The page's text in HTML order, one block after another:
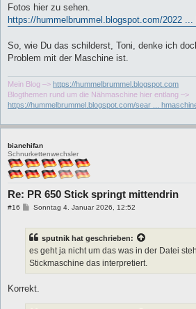
a
g
Fotos hier zu sehen.
https://hummelbrummel.blogspot.com/2022 ...
So, wie Du das schilderst, Toni, denke ich
Problem mit der Maschine ist.
Mein Blog –> https://hummelbrummel.blogspot.com
Blogthemen rund um die Nähmaschine hier entlang –>
https://hummelbrummel.blogspot.com/sear ...
bianchifan
Schnurkettenwechsler
Re: PR 650 Stick springt mittendrin
#16
B
r
a
Sonntag 4. Januar 2026, 12:52
sputnik hat geschrieben:
es geht ja nicht um das was in der Datei
Stickmaschine das interpretiert.
Korrekt.